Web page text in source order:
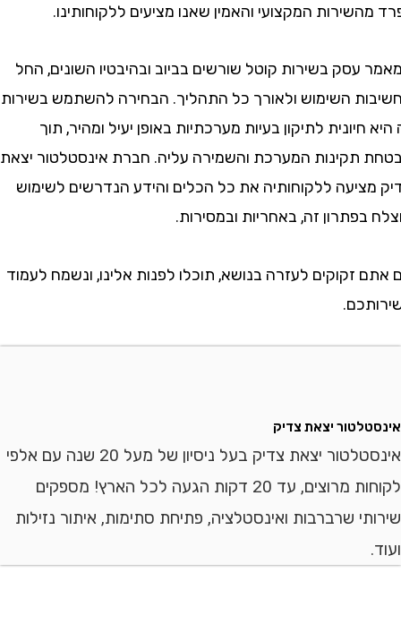
המקצועי והאמין שאנו מציעים ללקוחותינו.
בשירות קוטל שורשים בביוב ובהיבטיו השונים, החל
השימוש ולאורך כל התהליך. הבחירה להשתמש בשירות
לתיקון בעיות מערכתיות באופן יעיל ומהיר, תוך
המערכת והשמירה עליה. חברת אינסטלטור יצאת
ללקוחותיה את כל הכלים והידע הנדרשים לשימוש
זה, באחריות ובמסירות.
זקוקים לעזרה בנושא, תוכלו לפנות אלינו, ונשמח לעמוד
יצאת צדיק
אינסטלטור יצאת צדיק בעל ניסיון של מעל 20 שנה עם אלפי
לקוחות מרוצים, עד 20 דקות הגעה לכל הארץ! מספקים
שרברבות ואינסטלציה, פתיחת סתימות, איתור נזילות